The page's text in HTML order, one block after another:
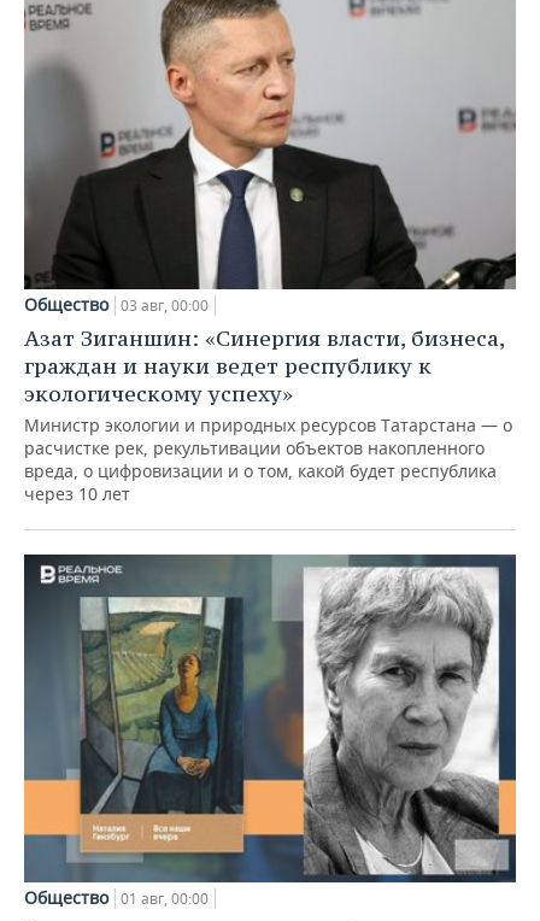
Общество 03 авг, 00:00
Азат Зиганшин: «Синергия власти, бизнеса,
граждан и науки ведет республику к
экологическому успеху»
Министр экологии и природных ресурсов Татарстана — о
расчистке рек, рекультивации объектов накопленного
вреда, о цифровизации и о том, какой будет республика
через 10 лет
Общество 01 авг, 00:00